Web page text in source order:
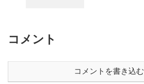
コメント
コメントを書き込む